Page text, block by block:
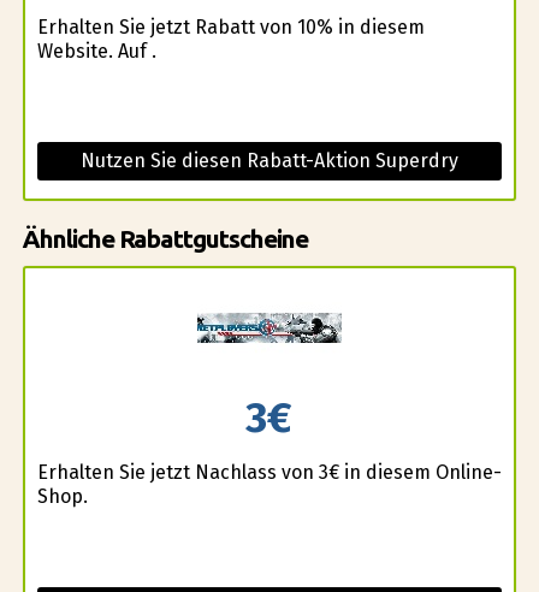
Erhalten Sie jetzt Rabatt von 10% in diesem
Website. Auf .
Nutzen Sie diesen Rabatt-Aktion Superdry
Ähnliche Rabattgutscheine
3€
Erhalten Sie jetzt Nachlass von 3€ in diesem Online-
Shop.